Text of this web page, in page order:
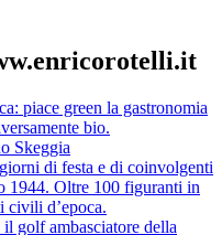
piace green la gastronomia
bio.
Skeggia
di festa e di coinvolgenti
1944. Oltre 100 figuranti in
civili d’epoca.
golf ambasciatore della